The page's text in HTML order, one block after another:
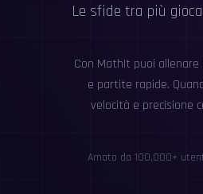
Le sfide tra più
Con MathIt puoi
e partite rapide.
velocità e precisione
Amato da 100,000+